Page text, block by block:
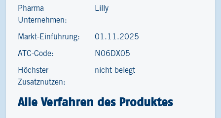
Pharma
Unternehmen:
Lilly
Markt-Einführung: 01.11.2025
ATC-Code: N06DX05
Höchster
Zusatznutzen:
nicht belegt
Alle Verfahren des Produktes